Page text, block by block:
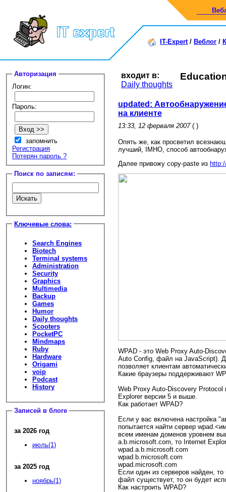
IT-Expert/ Веблог /
Авторизация
Логин:
Пароль:
запомнить
Регистрация
Потерян пароль ?
Поиск по записям:
Ключевые слова:
Search Engines
Biotech
Terminal systems
Administration
Security
Graphics
Multimedia
Backup
Games
Humor
Daily thoughts
Scooters
PocketPC
Mindmaps
Ruby
Hardware
Origami
voip
Podcast
History
Записей в блоге
за 2026 год
июль(1)
за 2025 год
ноябрь(1)
входит в:
Daily thoughts
updated:
на клиенте
13:33, 12 ферваля 2007 ( )
Опять же, как просветил
лучший, IMHO, cпособ
Далее привожу copy-paste из
WPAD - это Web Proxy Auto-
Auto Config, файл на JavaScript).
позволяет клиентам
Какие браузеры поддерживают
Web Proxy Auto-Discovery
Explorer версии 5 и выше.
Как работает WPAD?
Если у вас включена настройка
попытается найти сервер
всем именам доменов уровнем
a.b.microsoft.com, то Internet
wpad.a.b.microsoft.com
wpad.b.microsoft.com
wpad.microsoft.com
Если один из серверов найден,
файл существует, то он будет
Как настроить WPAD?